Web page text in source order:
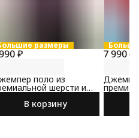
размеры
₽
поло из
шерсти и
В корзину
7 990 ₽
шелка